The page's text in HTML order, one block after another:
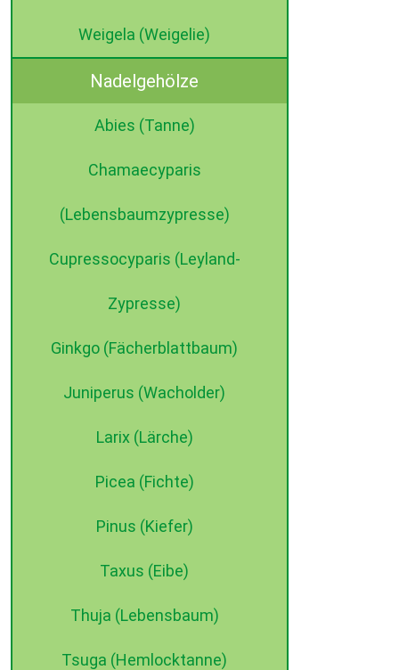
Weigela (Weigelie)
Nadelgehölze
Abies (Tanne)
Chamaecyparis
(Lebensbaumzypresse)
Cupressocyparis (Leyland-
Zypresse)
Ginkgo (Fächerblattbaum)
Juniperus (Wacholder)
Larix (Lärche)
Picea (Fichte)
Pinus (Kiefer)
Taxus (Eibe)
Thuja (Lebensbaum)
Tsuga (Hemlocktanne)